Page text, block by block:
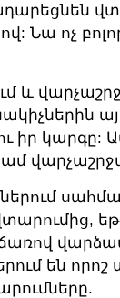
Նա ոչ
և
իր կարգը:
են